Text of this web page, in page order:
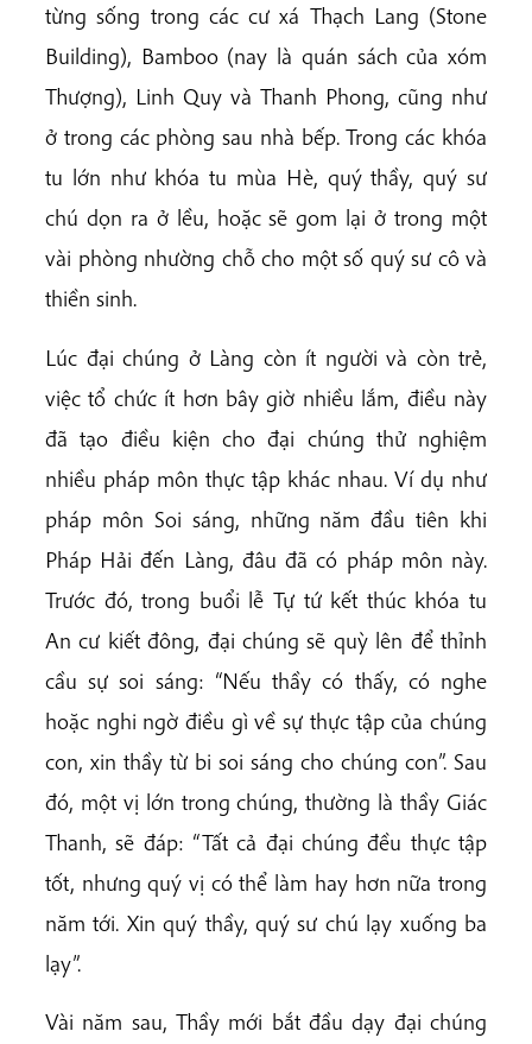
từng sống trong các cư xá Thạch Lang (Stone
Building), Bamboo (nay là quán sách của xóm
Thượng), Linh Quy và Thanh Phong, cũng như
ở trong các phòng sau nhà bếp. Trong các khóa
tu lớn như khóa tu mùa Hè, quý thầy, quý sư
chú dọn ra ở lều, hoặc sẽ gom lại ở trong một
vài phòng nhường chỗ cho một số quý sư cô và
thiền sinh.
Lúc đại chúng ở Làng còn ít người và còn trẻ,
việc tổ chức ít hơn bây giờ nhiều lắm, điều này
đã tạo điều kiện cho đại chúng thử nghiệm
nhiều pháp môn thực tập khác nhau. Ví dụ như
pháp môn Soi sáng, những năm đầu tiên khi
Pháp Hải đến Làng, đâu đã có pháp môn này.
Trước đó, trong buổi lễ Tự tứ kết thúc khóa tu
An cư kiết đông, đại chúng sẽ quỳ lên để thỉnh
cầu sự soi sáng: “Nếu thầy có thấy, có nghe
hoặc nghi ngờ điều gì về sự thực tập của chúng
con, xin thầy từ bi soi sáng cho chúng con”. Sau
đó, một vị lớn trong chúng, thường là thầy Giác
Thanh, sẽ đáp: “Tất cả đại chúng đều thực tập
tốt, nhưng quý vị có thể làm hay hơn nữa trong
năm tới. Xin quý thầy, quý sư chú lạy xuống ba
lạy”.
Vài năm sau, Thầy mới bắt đầu dạy đại chúng